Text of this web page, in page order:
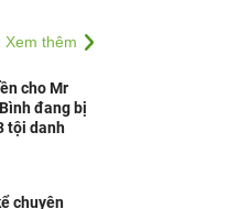
Xem thêm
cho Mr
đang bị
tội danh
chuyện